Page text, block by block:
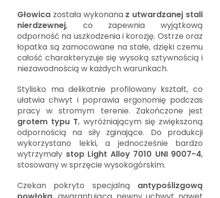
Głowica została wykonana z utwardzanej stali
nierdzewnej, co zapewnia wyjątkową
odporność na uszkodzenia i korozję. Ostrze oraz
łopatka są zamocowane na stałe, dzięki czemu
całość charakteryzuje się wysoką sztywnością i
niezawodnością w każdych warunkach.
Stylisko ma delikatnie profilowany kształt, co
ułatwia chwyt i poprawia ergonomię podczas
pracy w stromym terenie. Zakończone jest
grotem typu T, wyróżniającym się zwiększoną
odpornością na siły zginające. Do produkcji
wykorzystano lekki, a jednocześnie bardzo
wytrzymały stop Light Alloy 7010 UNI 9007-4,
stosowany w sprzęcie wysokogórskim.
Czekan pokryto specjalną antypoślizgową